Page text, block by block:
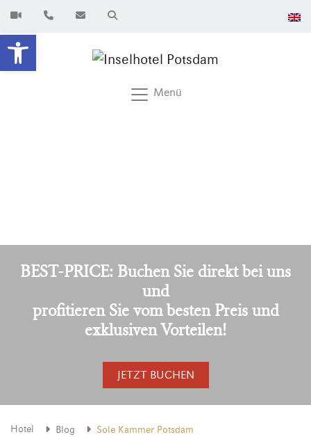
Werkzeugleiste öffnen
Menü
BEST-PRICE: Buchen Sie direkt bei uns
und
profitieren Sie vom besten Preis und
exklusiven Vorteilen!
JETZT BUCHEN
Hotel Blog Sole Kammer Potsdam